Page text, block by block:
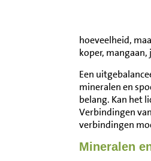
hoeveelheid,
koper,
Een
mineralen en
belang. Kan het
Verbindingen
verbindingen
Mineralen